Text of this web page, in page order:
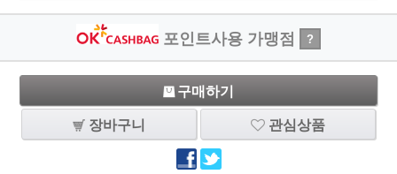
포인트사용 가맹점 ?
구매하기
장바구니 관심상품